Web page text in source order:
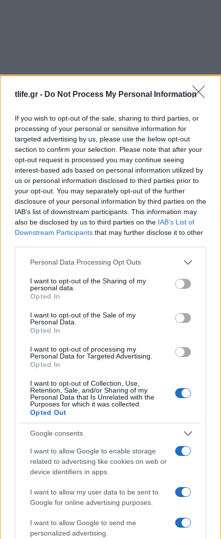
tlife.gr - Do Not Process My Personal Information
If you wish to opt-out of the sale, sharing to third parties, or
processing of your personal or sensitive information for
targeted advertising by us, please use the below opt-out
section to confirm your selection. Please note that after your
opt-out request is processed you may continue seeing
interest-based ads based on personal information utilized by
us or personal information disclosed to third parties prior to
your opt-out. You may separately opt-out of the further
disclosure of your personal information by third parties on the
IAB’s list of downstream participants. This information may
also be disclosed by us to third parties on the IAB’s List of
Downstream Participants that may further disclose it to other
Please note that this website/app uses one or more Google
not limited to your visit or usage behaviour. You may click to
grant or deny consent to Google and its third-party tags to
use your data for below specified purposes in below Google
consent section.
Personal Data Processing Opt Outs
I want to opt-out of the Sharing of my
personal data.
Opted In
I want to opt-out of the Sale of my
Personal Data.
Opted In
I want to opt-out of processing my
Personal Data for Targeted Advertising.
Opted In
I want to opt-out of Collection, Use,
Retention, Sale, and/or Sharing of my
Personal Data that Is Unrelated with the
Purposes for which it was collected.
Opted Out
Google consents
I want to allow Google to enable storage
related to advertising like cookies on web or
device identifiers in apps.
I want to allow my user data to be sent to
Google for online advertising purposes.
I want to allow Google to send me
personalized advertising.
Rihanna: Η εκρηκτική επιστροφή της στο
καρναβάλι των Μπαρμπάντος – Ένα
εντυπωσιακό look που τιμά την καταγωγή της
05.08.2026
την καλλονή σύντροφό του, Kristen Thoms
08.08.2026
ΔΙΑΦΗΜΙΣΗ
AND MORE